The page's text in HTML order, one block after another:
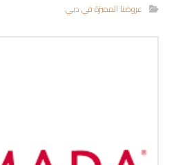
عروضنا المميزة في دبي